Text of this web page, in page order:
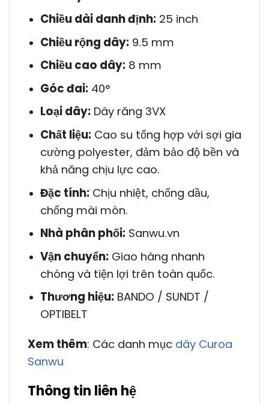
Chiều dài danh định:25 inch
Chiều rộng dây:9.5 mm
Chiều cao dây:8 mm
Góc đai:40°
Loại dây:Dây răng 3VX
Chất liệu:Cao su tổng hợp với sợi gia
cường polyester, đảm bảo độ bền và
khả năng chịu lực cao.
Đặc tính:Chịu nhiệt, chống dầu,
chống mài mòn.
Nhà phân phối:Sanwu.vn
Vận chuyển:Giao hàng nhanh
chóng và tiện lợi trên toàn quốc.
Thương hiệu:BANDO / SUNDT /
OPTIBELT
Xem thêm: Các danh mục dây Curoa
Sanwu
Thông tin liên hệ